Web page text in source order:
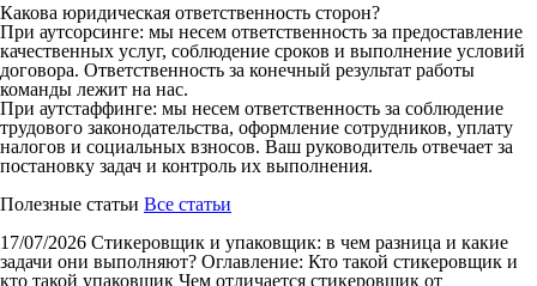
Какова юридическая ответственность сторон?
При аутсорсинге: мы несем ответственность за предоставление
качественных услуг, соблюдение сроков и выполнение условий
договора. Ответственность за конечный результат работы
команды лежит на нас.
При аутстаффинге: мы несем ответственность за соблюдение
трудового законодательства, оформление сотрудников, уплату
налогов и социальных взносов. Ваш руководитель отвечает за
постановку задач и контроль их выполнения.
Полезные статьи Все статьи
17/07/2026 Стикеровщик и упаковщик: в чем разница и какие
задачи они выполняют? Оглавление: Кто такой стикеровщик и
кто такой упаковщик Чем отличается стикеровщик от